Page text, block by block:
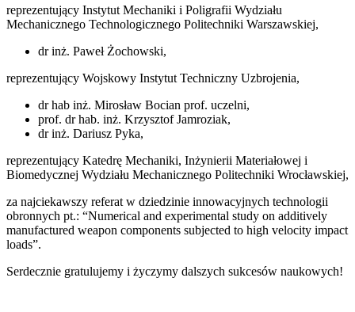
reprezentujący Instytut Mechaniki i Poligrafii Wydziału
Mechanicznego Technologicznego Politechniki Warszawskiej,
dr inż. Paweł Żochowski,
reprezentujący Wojskowy Instytut Techniczny Uzbrojenia,
dr hab inż. Mirosław Bocian prof. uczelni,
prof. dr hab. inż. Krzysztof Jamroziak,
dr inż. Dariusz Pyka,
reprezentujący Katedrę Mechaniki, Inżynierii Materiałowej i
Biomedycznej Wydziału Mechanicznego Politechniki Wrocławskiej,
za najciekawszy referat w dziedzinie innowacyjnych technologii
obronnych pt.: “Numerical and experimental study on additively
manufactured weapon components subjected to high velocity impact
loads”.
Serdecznie gratulujemy i życzymy dalszych sukcesów naukowych!